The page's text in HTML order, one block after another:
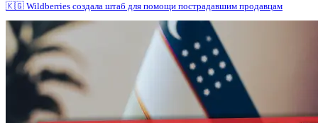
🇰🇬 Wildberries создала штаб для помощи пострадавшим продавцам